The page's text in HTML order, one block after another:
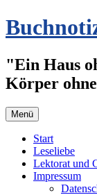
Zum
Inhalt
"Ein Haus
Körper
Menü
Start
Leseliebe
Lektorat und
Impressum